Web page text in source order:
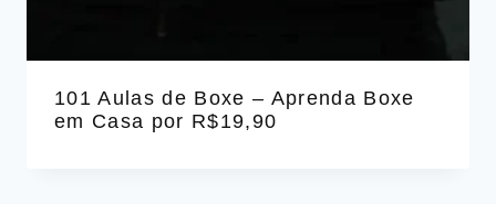
101 Aulas de Boxe – Aprenda Boxe
em Casa por R$19,90